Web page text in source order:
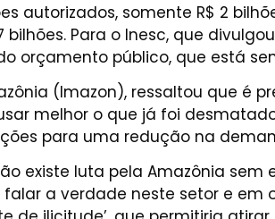
autorizados, somente R$ 2
Para o Inesc, que
orçamento público, que está
(Imazon), ressaltou que é
melhor o que já foi
para uma redução na
existe luta pela Amazônia
a verdade neste setor e em